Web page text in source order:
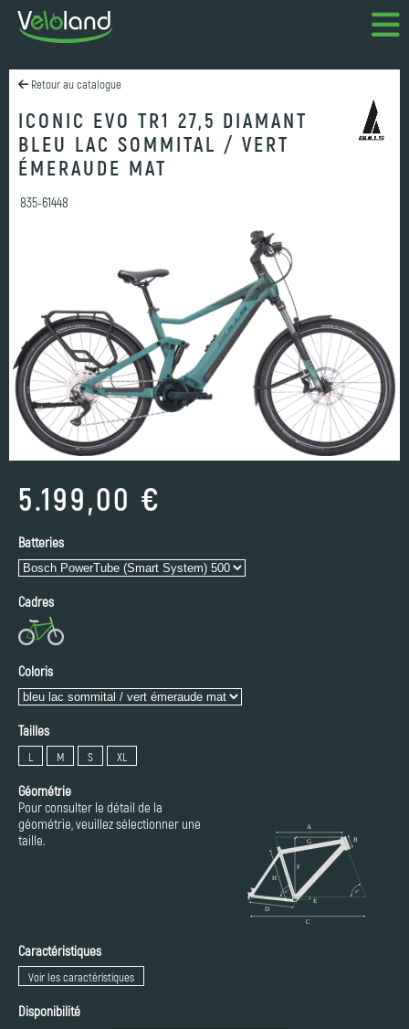
Retour au catalogue
ICONIC EVO TR1 27,5 DIAMANT
BLEU LAC SOMMITAL / VERT
ÉMERAUDE MAT
835-61448
5.199,00 €
Batteries
Cadres
Coloris
Tailles
L M S XL
Géométrie
Pour consulter le détail de la
géométrie, veuillez sélectionner une
taille.
Caractéristiques
Voir les caractéristiques
Disponibilité